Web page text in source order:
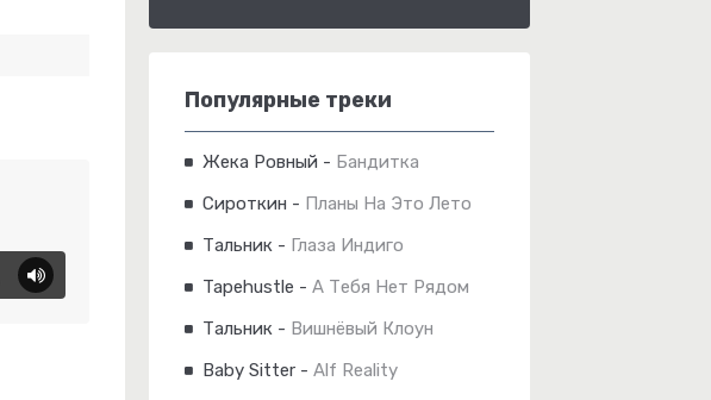
Популярные треки
Жека Ровный - Бандитка
Сироткин - Планы На Это Лето
Тальник - Глаза Индиго
Tapehustle - А Тебя Нет Рядом
Тальник - Вишнёвый Клоун
Baby Sitter - Alf Reality